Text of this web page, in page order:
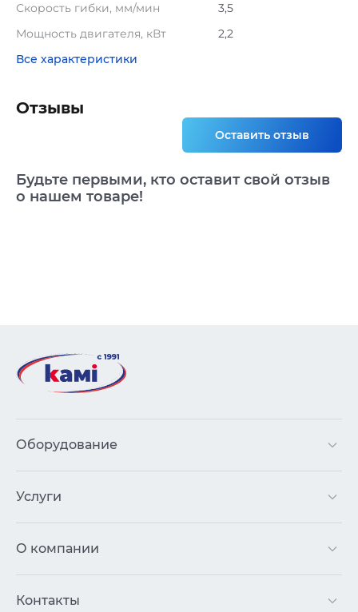
Скорость гибки, мм/мин
3,5
Мощность двигателя, кВт
2,2
Все характеристики
Отзывы
Оставить отзыв
Будьте первыми, кто оставит свой отзыв
о нашем товаре!
Оборудование
Услуги
О компании
Контакты